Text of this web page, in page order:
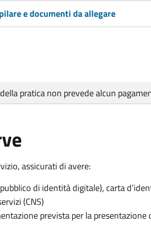
e documenti da allegare
pratica non prevede alcun
assicurati di avere:
di identità digitale), carta
(CNS)
prevista per la presentazione